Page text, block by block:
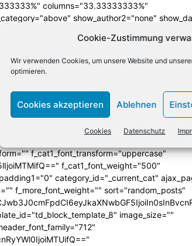
Cookie-Zustimmung
Wir verwenden Cookies, um unsere Website und
optimieren.
Cookies akzeptieren Ablehnen
Cookies Datenschutz
columns="33.33333333%"
show_author2="none"
show_excerpt1="none"
show_author1="none"
title_txt="#ffffff"
f_title1_font_line_height="1.2"
f_cat1_font_transform="uppercase"
f_cat1_font_weight="500"
category_id="_current_cat"
f_more_font_weight="" sort="random_posts"
image_size=""